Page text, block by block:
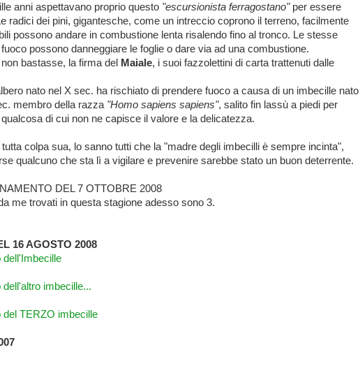
anni aspettavano proprio questo "escursionista ferragostano"per essere
radici dei pini, gigantesche, come un intreccio coprono il terreno, facilmente
possono andare in combustione lenta risalendo fino al tronco. Le stesse
possono danneggiare le foglie o dare via ad una combustione.
bastasse, la firma del Maiale, i suoi fazzolettini di carta trattenuti dalle
nato nel X sec. ha rischiato di prendere fuoco a causa di un imbecille nato
membro della razza "Homo sapiens sapiens", salito fin lassù a piedi per
di cui non ne capisce il valore e la delicatezza.
colpa sua, lo sanno tutti che la "madre degli imbecilli è sempre incinta",
qualcuno che sta lì a vigilare e prevenire sarebbe stato un buon deterrente.
DEL 7 OTTOBRE 2008
me trovati in questa stagione adesso sono 3.
16 AGOSTO 2008